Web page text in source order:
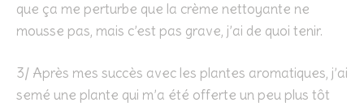
que ça me perturbe que la crème nettoyante ne
mousse pas, mais c’est pas grave, j’ai de quoi tenir.
3/ Après mes succès avec les plantes aromatiques, j’ai
semé une plante qui m’a été offerte un peu plus tôt